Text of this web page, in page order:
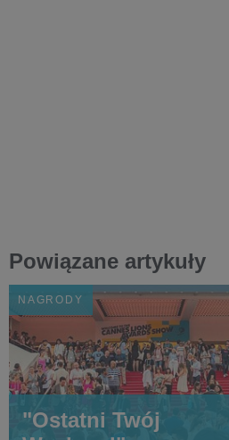
Powiązane artykuły
NAGRODY
"Ostatni Twój